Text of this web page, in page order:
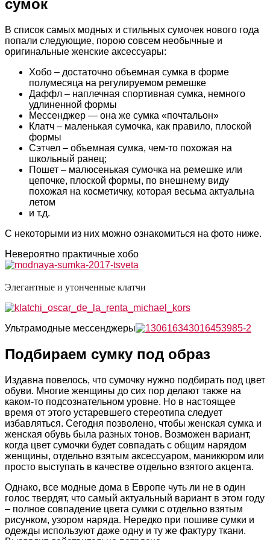
сумок
В список самых модных и стильных сумочек нового года
попали следующие, порою совсем необычные и
оригинальные женские аксессуары:
Хобо – достаточно объемная сумка в форме
полумесяца на регулируемом ремешке
Даффл – наплечная спортивная сумка, немного
удлиненной формы
Мессенджер — она же сумка «почтальон»
Клатч – маленькая сумочка, как правило, плоской
формы
Сэтчел – объемная сумка, чем-то похожая на
школьный ранец;
Пошет – малюсенькая сумочка на ремешке или
цепочке, плоской формы, по внешнему виду
похожая на косметичку, которая весьма актуальна
летом
и т.д.
С некоторыми из них можно ознакомиться на фото ниже.
Невероятно практичные хобо
Элегантные и утонченные клатчи
Ультрамодные мессенджеры
Подбираем сумку под образ
Издавна повелось, что сумочку нужно подбирать под цвет
обуви. Многие женщины до сих пор делают также на
каком-то подсознательном уровне. Но в настоящее
время от этого устаревшего стереотипа следует
избавляться. Сегодня позволено, чтобы женская сумка и
женская обувь была разных тонов. Возможен вариант,
когда цвет сумочки будет совпадать с общим нарядом
женщины, отдельно взятым аксессуаром, маникюром или
просто выступать в качестве отдельно взятого акцента.
Однако, все модные дома в Европе чуть ли не в один
голос твердят, что самый актуальный вариант в этом году
– полное совпадение цвета сумки с отдельно взятым
рисунком, узором наряда. Нередко при пошиве сумки и
одежды используют даже одну и ту же фактуру ткани.